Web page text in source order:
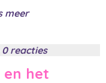
meer
0 reacties
het